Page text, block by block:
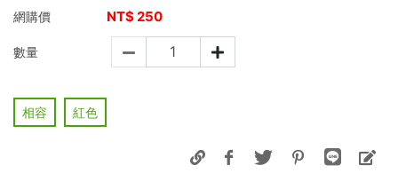
網購價
NT$ 250
數量
相容 紅色